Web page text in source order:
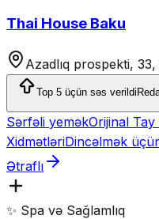
Thai House Baku
Azadlıq prospekti,
Top 5 üçün səs verildi
Sərfəli yeməkOrijinal Tay
XidmətləriDincəlmək
Ətraflı
✨ Spa və Sağlamlıq